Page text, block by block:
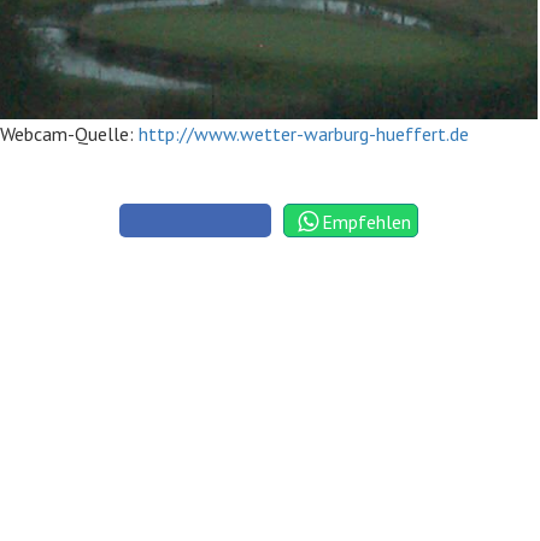
Webcam-Quelle: http://www.wetter-warburg-hueffert.de
Empfehlen